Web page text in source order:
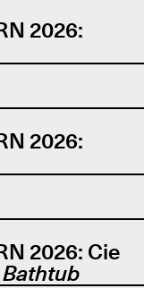
2026:
2026:
2026: Cie